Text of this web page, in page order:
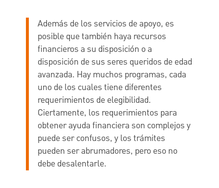
Además de los servicios de apoyo, es
posible que también haya recursos
financieros a su disposición o a
disposición de sus seres queridos de edad
avanzada. Hay muchos programas, cada
uno de los cuales tiene diferentes
requerimientos de elegibilidad.
Ciertamente, los requerimientos para
obtener ayuda financiera son complejos y
puede ser confusos, y los trámites
pueden ser abrumadores, pero eso no
debe desalentarle.